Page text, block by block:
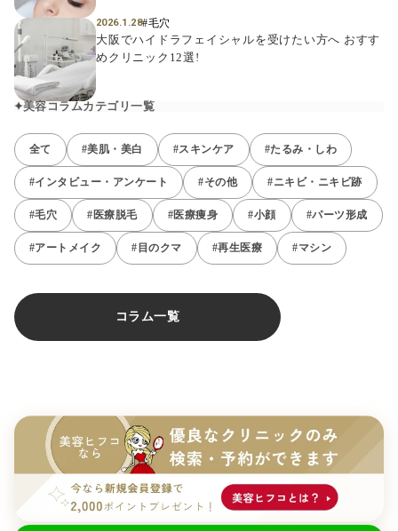
2026.1.28#毛穴
大阪でハイドラフェイシャルを受けたい方へ おすす
めクリニック12選!
美容コラムカテゴリ一覧
全て #美肌・美白 #スキンケア #たるみ・しわ
#インタビュー・アンケート #その他 #ニキビ・ニキビ跡
#毛穴 #医療脱毛 #医療痩身 #小顔 #パーツ形成
#アートメイク #目のクマ #再生医療 #マシン
コラム一覧